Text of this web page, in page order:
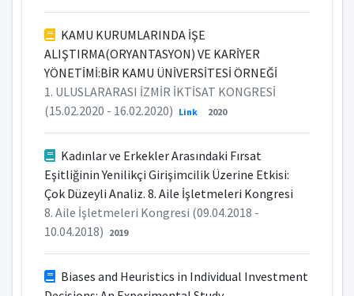
KAMU KURUMLARINDA İŞE
ALIŞTIRMA(ORYANTASYON) VE KARİYER
YÖNETİMİ:BİR KAMU ÜNİVERSİTESİ ÖRNEĞİ
1. ULUSLARARASI İZMİR İKTİSAT KONGRESİ
(15.02.2020 - 16.02.2020) Link 2020
Kadınlar ve Erkekler Arasındaki Fırsat
Eşitliğinin Yenilikçi Girişimcilik Üzerine Etkisi:
Çok Düzeyli Analiz. 8. Aile İşletmeleri Kongresi
8. Aile İşletmeleri Kongresi (09.04.2018 -
10.04.2018) 2019
Biases and Heuristics in Individual Investment